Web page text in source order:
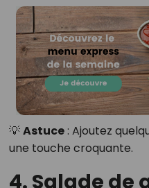
💡Astuce: Ajoutez
une touche croquante.
4. Salade